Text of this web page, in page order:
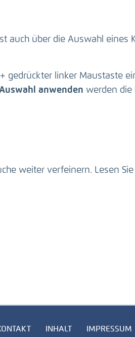
auch über die Auswahl eines
gedrückter linker Maustaste
anwenden werden die
weiter verfeinern. Lesen
INHALT IMPRESSUM